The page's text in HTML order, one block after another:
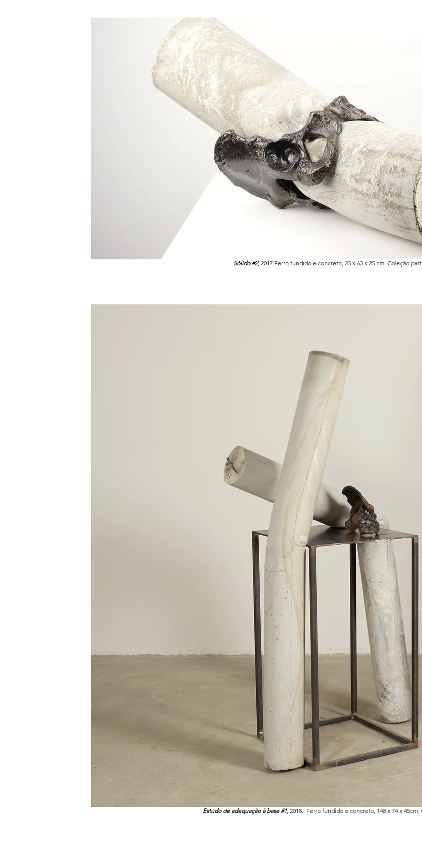
Sólido #2, 2017.Ferro fundido e concreto, 23 x 63 x 25 cm. Coleção
Estudo de adequação à base #1, 2018. Ferro fundido e concreto, 148 x 74 x